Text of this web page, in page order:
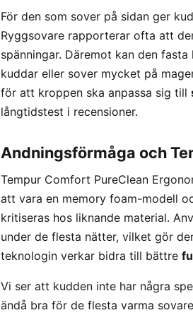
För den som sover på sidan ger
Ryggsovare rapporterar ofta att
spänningar. Däremot kan den
kuddar eller sover mycket på
för att kroppen ska anpassa sig till
långtidstest i recensioner.
Andningsförmåga och
Tempur Comfort PureClean
att vara en memory foam-modell
kritiseras hos liknande material.
under de flesta nätter, vilket gör
teknologin verkar bidra till bättre
Vi ser att kudden inte har några
ändå bra för de flesta varma